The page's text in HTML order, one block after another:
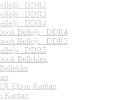
- DDR2
- DDR3
- DDR4
Belleği - DDR4
Belleği - DDR3
- DDR5
Bellekleri
Ekran Kartları
Kartları